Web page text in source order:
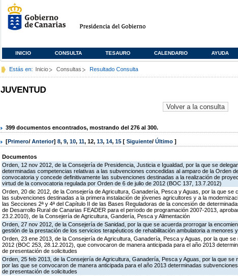
INICIO CONSULTA TESAURO CALENDARIO AYUDA
Estás en: Inicio Consultas Resultado Consulta
JUVENTUD
399 documentos encontrados, mostrando del 276 al 300.
[Primero/ Anterior] 8, 9, 10, 11, 12, 13, 14, 15 [ Siguiente/ Último ]
Documentos
Orden, 12 nov 2012, de la Consejería de Presidencia, Justicia e Igualdad, por la que se
determinadas competencias relativas a las subvenciones concedidas al amparo de la Orden
convocatoria y concede definitivamente las subvenciones destinadas a la realización de
virtud de la convocatoria regulada por Orden de 6 de julio de 2012 (BOC 137, 13.7.2012)
Orden, 20 dic 2012, de la Consejería de Agricultura, Ganadería, Pesca y Aguas, por la que se
las subvenciones destinadas a la primera instalación de jóvenes agricultores y a la
las Secciones 2ª y 4ª del Capítulo II de las Bases Reguladoras de la concesión de
de Desarrollo Rural de Canarias FEADER para el período de programación 2007-2013,
23.2.2010), de la Consejería de Agricultura, Gandería, Pesca y Alimentación
Orden, 27 nov 2012, de la Consejería de Sanidad, por la que se acuerda prorrogar la
gestión de la prestación de los servicios terapéuticos de rehabilitación ambulatoria a menores
Orden, 23 ene 2013, de la Consejería de Agricultura, Ganadería, Pesca y Aguas, por la que
2012 (BOC 253, 28.12.2012), que convocaron de manera anticipada para el año 2013
de presentación de solicitudes
Orden, 25 feb 2013, de la Consejería de Agricultura, Ganadería, Pesca y Aguas, por la que se
por las que se convocaron de manera anticipada para el año 2013 determinadas
de presentación de solicitudes